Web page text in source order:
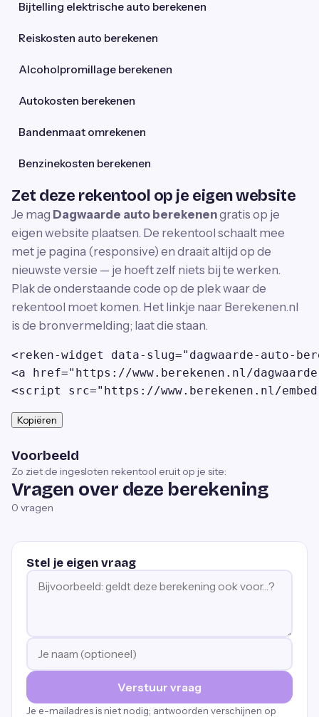
Bijtelling elektrische auto berekenen
Reiskosten auto berekenen
Alcoholpromillage berekenen
Autokosten berekenen
Bandenmaat omrekenen
Benzinekosten berekenen
Zet deze rekentool op je eigen website
Je mag Dagwaarde auto berekenengratis op je
eigen website plaatsen. De rekentool schaalt mee
met je pagina (responsive) en draait altijd op de
nieuwste versie — je hoeft zelf niets bij te werken.
Plak de onderstaande code op de plek waar de
rekentool moet komen. Het linkje naar Berekenen.nl
is de bronvermelding; laat die staan.
<reken-widget data-slug="dagwaarde-auto-
<a href="https://www.berekenen.nl/
<script src="https://www.berekenen.nl/
Kopiëren
Voorbeeld
Zo ziet de ingesloten rekentool eruit op je site:
Vragen over deze berekening
0 vragen
Stel je eigen vraag
Verstuur vraag
Je e-mailadres is niet nodig; antwoorden verschijnen op